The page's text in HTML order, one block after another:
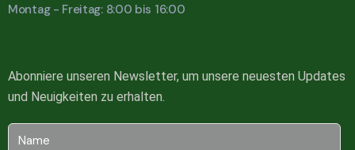
Montag - Freitag: 8:00 bis 16:00
Abonniere unseren Newsletter, um unsere neuesten Updates
und Neuigkeiten zu erhalten.